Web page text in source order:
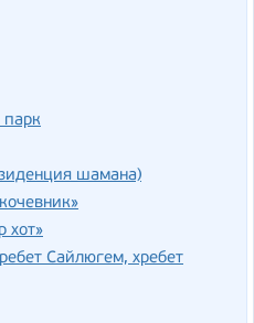
шамана)
хот»
Сайлюгем, хребет